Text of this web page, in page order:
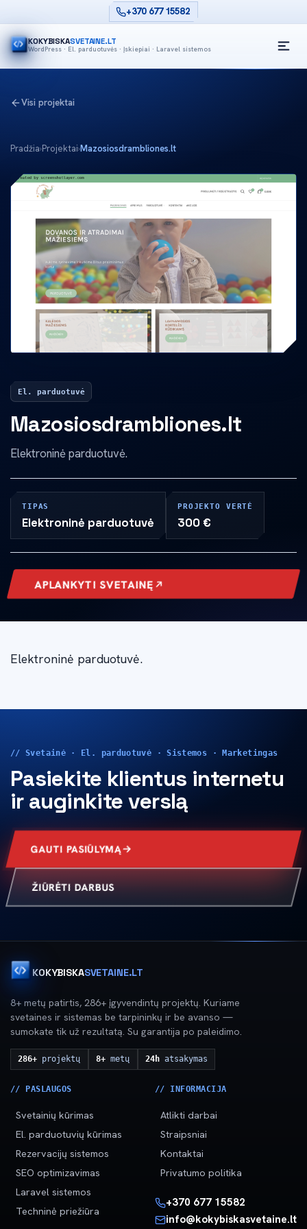
+370 677 15582
KOKYBISKASVETAINE.LT
WordPress · El. parduotuvės · Įskiepiai · Laravel sistemos
Visi projektai
Pradžia›Projektai›Mazosiosdrambliones.lt
El. parduotuvė
Mazosiosdrambliones.lt
Elektroninė parduotuvė.
TIPAS
Elektroninė parduotuvė
PROJEKTO VERTĖ
300 €
APLANKYTI SVETAINĘ
Elektroninė parduotuvė.
// Svetainė · El. parduotuvė · Sistemos · Marketingas
Pasiekite klientus internetu
ir auginkite verslą
GAUTI PASIŪLYMĄ
ŽIŪRĖTI DARBUS
KOKYBISKASVETAINE.LT
8+ metų patirtis, 286+ įgyvendintų projektų. Kuriame
svetaines ir sistemas be tarpininkų ir be avanso —
sumokate tik už rezultatą. Su garantija po paleidimo.
286+ projektų 8+ metų 24hatsakymas
// PASLAUGOS
Svetainių kūrimas
El. parduotuvių kūrimas
Rezervacijų sistemos
SEO optimizavimas
Laravel sistemos
Techninė priežiūra
// INFORMACIJA
Atlikti darbai
Straipsniai
Kontaktai
Privatumo politika
+370 677 15582
info@kokybiskasvetaine.lt